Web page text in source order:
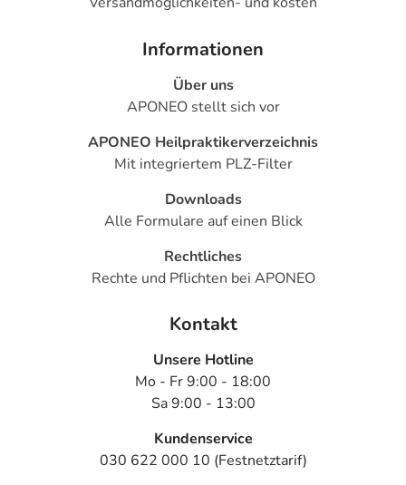
Informationen
Über uns
APONEO stellt sich vor
APONEO Heilpraktikerverzeichnis
Mit integriertem PLZ-Filter
Downloads
Alle Formulare auf einen Blick
Rechtliches
Rechte und Pflichten bei APONEO
Kontakt
Unsere Hotline
Mo - Fr 9:00 - 18:00
Sa 9:00 - 13:00
Kundenservice
030 622 000 10 (Festnetztarif)